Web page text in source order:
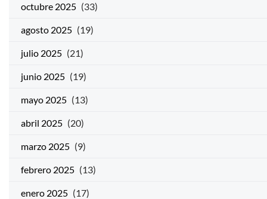
octubre 2025 (33)
agosto 2025 (19)
julio 2025 (21)
junio 2025 (19)
mayo 2025 (13)
abril 2025 (20)
marzo 2025 (9)
febrero 2025 (13)
enero 2025 (17)